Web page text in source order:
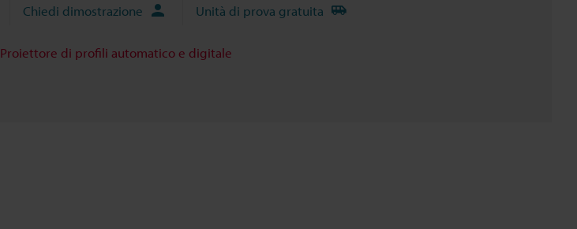
Chiedi dimostrazione Unità di prova gratuita
Proiettore di profili automatico e digitale